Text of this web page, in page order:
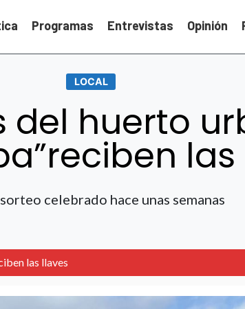
Programas Entrevistas Opinión
LOCAL
del huerto
celebrado hace unas semanas
las llaves